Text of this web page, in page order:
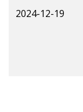
2024-12-19